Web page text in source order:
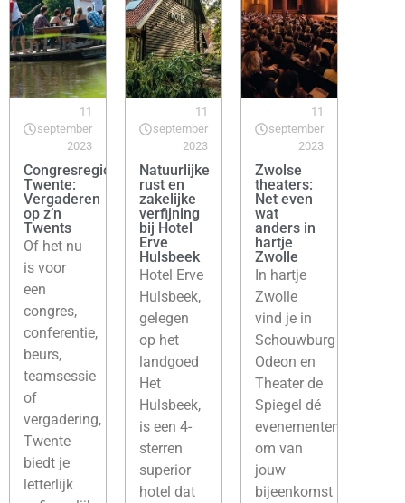
11
september
2023
Congresregio
Twente:
Vergaderen
op z’n
Twents
Of het nu
is voor
een
congres,
conferentie,
beurs,
teamsessie
of
vergadering,
Twente
biedt je
letterlijk
11
september
2023
Natuurlijke
rust en
zakelijke
verfijning
bij Hotel
Erve
Hulsbeek
Hotel Erve
Hulsbeek,
gelegen
op het
landgoed
Het
Hulsbeek,
is een 4-
sterren
superior
hotel dat
11
september
2023
Zwolse
theaters:
Net even
wat
anders in
hartje
Zwolle
In hartje
Zwolle
vind je in
Schouwburg
Odeon en
Theater de
Spiegel dé
evenementenlocaties
om van
jouw
bijeenkomst